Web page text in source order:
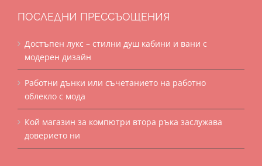
ПОСЛЕДНИ ПРЕССЪОЩЕНИЯ
Достъпен лукс – стилни душ кабини и вани с
модерен дизайн
Работни дънки или съчетанието на работно
облекло с мода
Кой магазин за компютри втора ръка заслужава
доверието ни